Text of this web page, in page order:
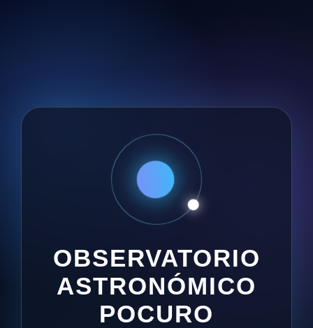
OBSERVATORIO
ASTRONÓMICO
POCURO